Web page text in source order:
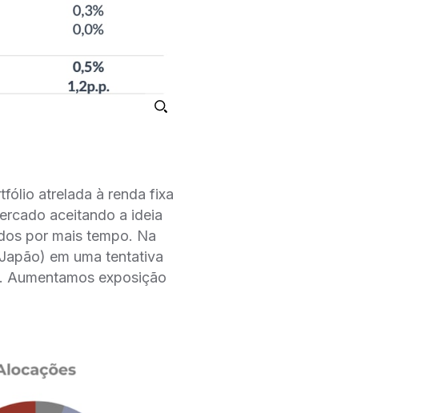
atrelada à renda fixa
aceitando a ideia
por mais tempo. Na
em uma tentativa
Aumentamos exposição